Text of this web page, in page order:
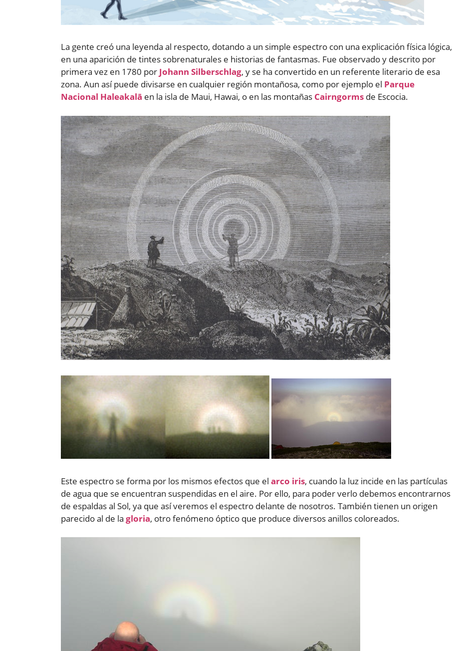
La gente creó una leyenda al respecto, dotando a un simple espectro con una explicación física lógica,
en una aparición de tintes sobrenaturales e historias de fantasmas. Fue observado y descrito por
primera vez en 1780 por Johann Silberschlag, y se ha convertido en un referente literario de esa
zona. Aun así puede divisarse en cualquier región montañosa, como por ejemplo el Parque
Nacional Haleakalā en la isla de Maui, Hawai, o en las montañas Cairngorms de Escocia.
Este espectro se forma por los mismos efectos que el arco iris, cuando la luz incide en las partículas
de agua que se encuentran suspendidas en el aire. Por ello, para poder verlo debemos encontrarnos
de espaldas al Sol, ya que así veremos el espectro delante de nosotros. También tienen un origen
parecido al de la gloria, otro fenómeno óptico que produce diversos anillos coloreados.